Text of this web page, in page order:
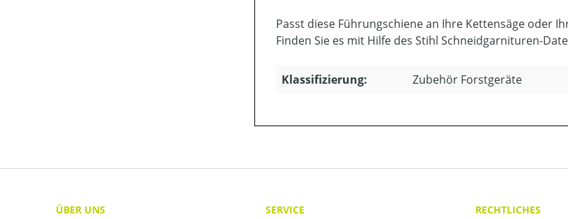
Passt diese Führungschiene an Ihre Kettensäge oder
Finden Sie es mit Hilfe des Stihl Schneidgarnituren-
Klassifizierung: Zubehör Forstgeräte
ÜBER UNS
SERVICE
RECHTLICHES